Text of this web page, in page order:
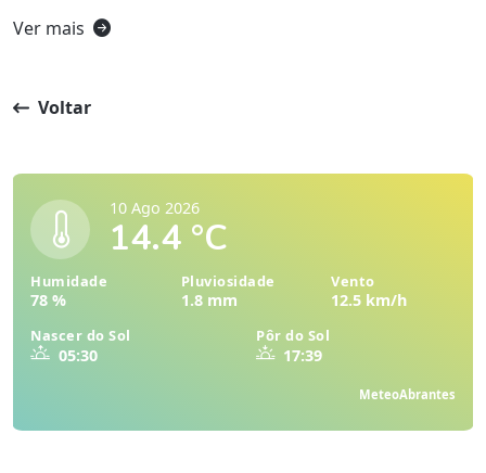
Ver mais
Voltar
10 Ago 2026
14.4 °C
Humidade
78 %
Pluviosidade
1.8 mm
Vento
12.5 km/h
Nascer do Sol
05:30
Pôr do Sol
17:39
MeteoAbrantes